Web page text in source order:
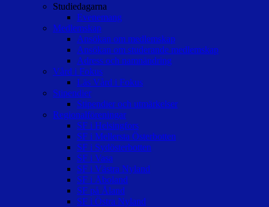
Studiedagarna
Evenemang
Medlemskap
Ansökan om medlemskap
Ansökan om studerande medlemskap
Adress och namnändring
Vård i Fokus
Läs Vård i Fokus
Stipendier
Stipendier och utmärkelser
Regionalföreningar
SF i Helsingfors
SF i Mellersta Österbotten
SF i Sydösterbotten
SF i Vasa
SF i Västra Nyland
SF i Åboland
SF på Åland
SF i Östra Nyland